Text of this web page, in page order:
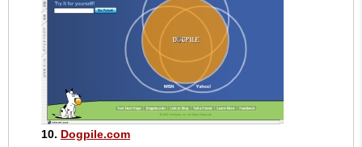
10. Dogpile.com